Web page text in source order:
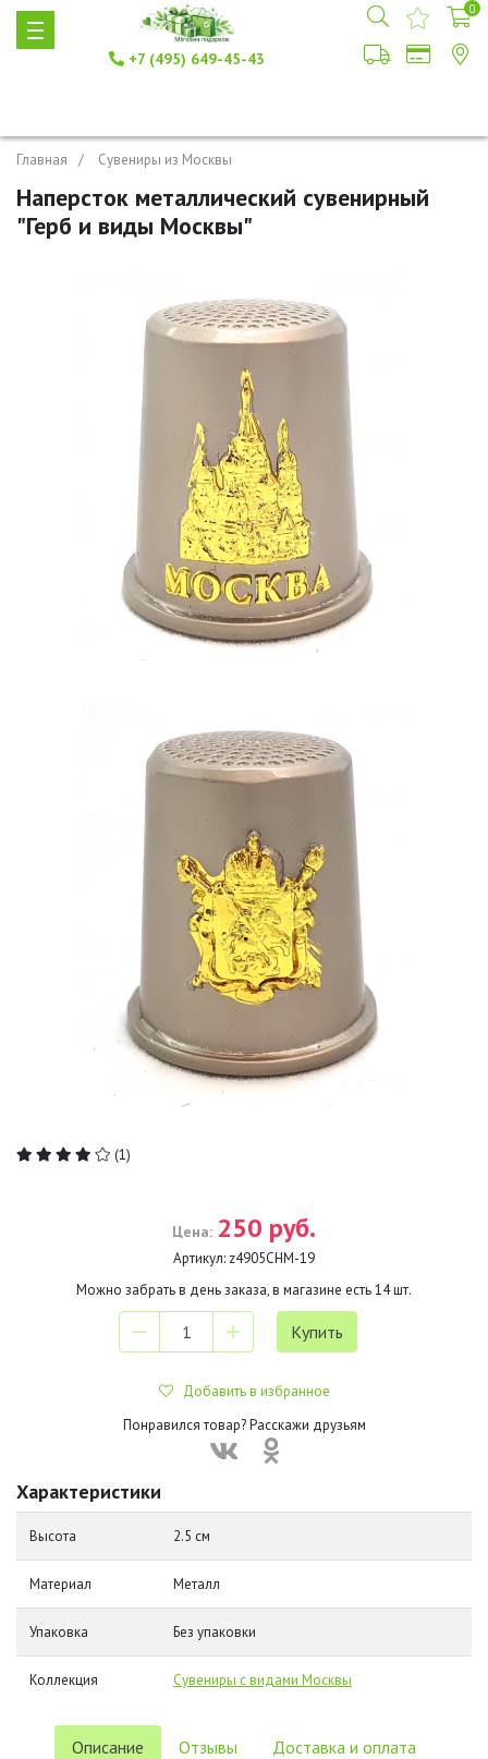
+7 (495) 649-45-43
0
Главная Сувениры из Москвы
Наперсток металлический сувенирный
"Герб и виды Москвы"
(1)
Цена: 250 руб.
Артикул: z4905CHM-19
Можно забрать в день заказа, в магазине есть14шт.
Добавить в избранное
Понравился товар? Расскажи друзьям
Характеристики
Высота 2.5 см
Материал Металл
Упаковка Без упаковки
Коллекция Сувениры с видами Москвы
Описание Отзывы Доставка и оплата